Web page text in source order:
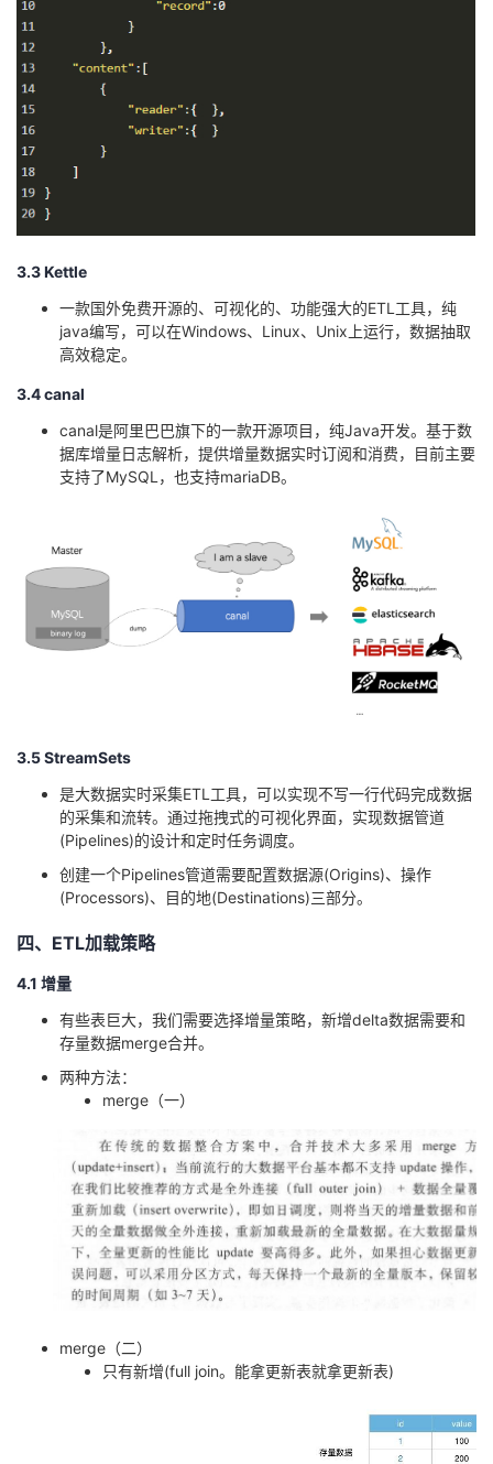
3.3 Kettle
一款国外免费开源的、可视化的、功能强大的ETL工具，纯
java编写，可以在Windows、Linux、Unix上运行，数据抽取
高效稳定。
3.4 canal
canal是阿里巴巴旗下的一款开源项目，纯Java开发。基于数
据库增量日志解析，提供增量数据实时订阅和消费，目前主要
支持了MySQL，也支持mariaDB。
3.5 StreamSets
是大数据实时采集ETL工具，可以实现不写一行代码完成数据
的采集和流转。通过拖拽式的可视化界面，实现数据管道
(Pipelines)的设计和定时任务调度。
创建一个Pipelines管道需要配置数据源(Origins)、操作
(Processors)、目的地(Destinations)三部分。
四、ETL加载策略
4.1 增量
有些表巨大，我们需要选择增量策略，新增delta数据需要和
存量数据merge合并。
两种方法：
merge（一）
merge（二）
只有新增(full join。能拿更新表就拿更新表)